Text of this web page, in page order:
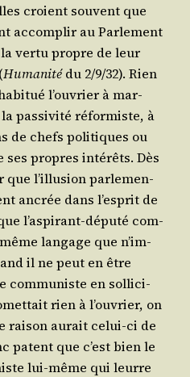
croient sou­vent que
accom­plir au Par­le­ment
ver­tu propre de leur
Huma­ni­tédu 2/​9/​32). Rien
l’ou­vrier à mar­
pas­si­vi­té réfor­miste, à
de chefs poli­tiques ou
propres inté­rêts. Dès
que l’illu­sion par­le­men­
ancrée dans l’es­prit de
l’as­pi­rant-dépu­té com­
lan­gage que n’im­
il ne peut en être
com­mu­niste en sol­li­ci­
rien à l’ou­vrier, on
rai­son aurait celui-ci de
patent que c’est bien le
lui-même qui leurre